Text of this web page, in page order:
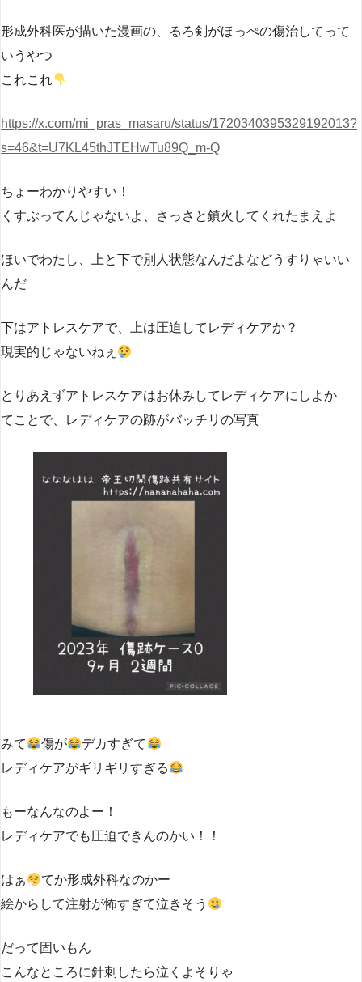
形成外科医が描いた漫画の、るろ剣がほっぺの傷治してって
いうやつ
これこれ
https://x.com/mi_pras_masaru/status/1720340395329192013?
s=46&t=U7KL45thJTEHwTu89Q_m-Q
ちょーわかりやすい！
くすぶってんじゃないよ、さっさと鎮火してくれたまえよ
ほいでわたし、上と下で別人状態なんだよなどうすりゃいい
んだ
下はアトレスケアで、上は圧迫してレディケアか？
現実的じゃないねぇ
とりあえずアトレスケアはお休みしてレディケアにしよか
てことで、レディケアの跡がバッチリの写真
みて 傷が
デカすぎて
レディケアがギリギリすぎる
もーなんなのよー！
レディケアでも圧迫できんのかい！！
はぁ
てか形成外科なのかー
絵からして注射が怖すぎて泣きそう
だって固いもん
こんなところに針刺したら泣くよそりゃ